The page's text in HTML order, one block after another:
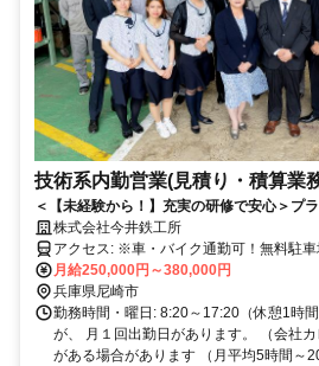
技術系内勤営業(見積り・積算業
＜【未経験から！】充実の研修で安心＞プ
安定して働ける環境です
株式会社今井鉄工所
アクセス: ※車・バイク通勤可！無料駐
月給250,000円～380,000円
兵庫県尼崎市
勤務時間・曜日: 8:20～17:20（休憩1時
が、 月１回出勤日があります。 （会社
がある場合があります （月平均5時間～